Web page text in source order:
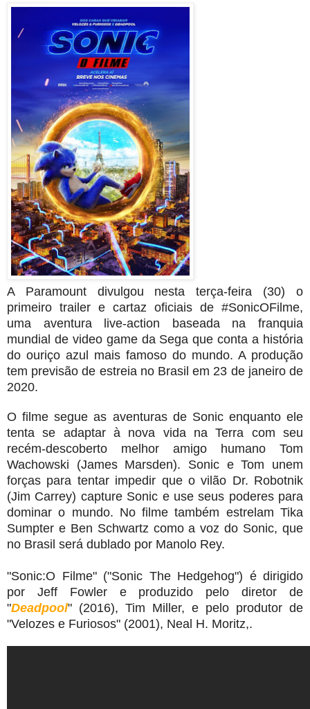
A Paramount divulgou nesta terça-feira (30) o
primeiro trailer e cartaz oficiais de #SonicOFilme,
uma aventura live-action baseada na franquia
mundial de video game da Sega que conta a história
do ouriço azul mais famoso do mundo. A produção
tem previsão de estreia no Brasil em 23 de janeiro de
2020.
O filme segue as aventuras de Sonic enquanto ele
tenta se adaptar à nova vida na Terra com seu
recém-descoberto melhor amigo humano Tom
Wachowski (James Marsden). Sonic e Tom unem
forças para tentar impedir que o vilão Dr. Robotnik
(Jim Carrey) capture Sonic e use seus poderes para
dominar o mundo. No filme também estrelam Tika
Sumpter e Ben Schwartz como a voz do Sonic, que
no Brasil será dublado por Manolo Rey.
"Sonic:O Filme" ("Sonic The Hedgehog") é dirigido
por Jeff Fowler e produzido pelo diretor de
"Deadpool" (2016), Tim Miller, e pelo produtor de
"Velozes e Furiosos" (2001), Neal H. Moritz,.